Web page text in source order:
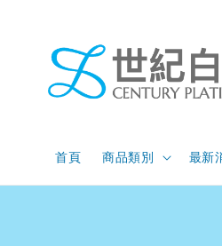
首頁 商品類別 最新